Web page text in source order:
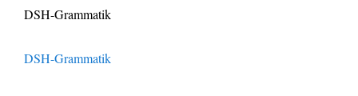
DSH-Grammatik
DSH-Grammatik